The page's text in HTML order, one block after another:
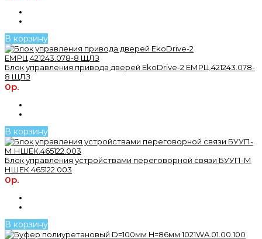
В корзину
Блок управления привода дверей EkoDrive-2 ЕМРЦ.421243.078-
8 ЩЛЗ
0р.
В корзину
Блок управления устройствами переговорной связи БУУП-М
НШЕК.465122.003
0р.
В корзину